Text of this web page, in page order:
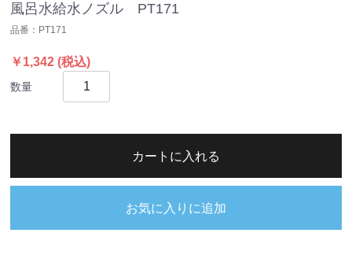
風呂水給水ノズル PT171
品番： PT171
￥1,342 (税込)
数量
カートに入れる
お気に入りに追加